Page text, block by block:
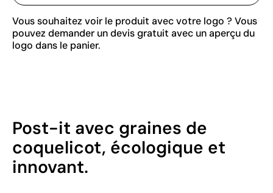
Vous souhaitez voir le produit avec votre logo ? Vous
pouvez demander un devis gratuit avec un aperçu du
logo dans le panier.
Post-it avec graines de
coquelicot, écologique et
innovant.